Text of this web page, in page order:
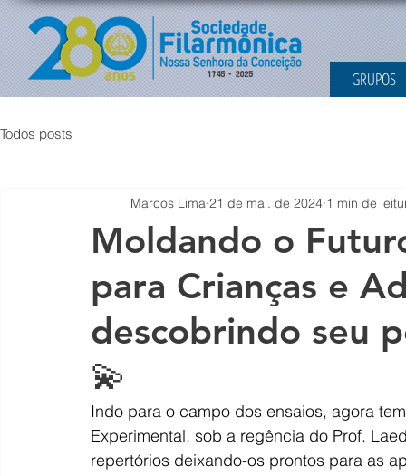
GRUPOS
Todos posts
Moldando o
para Crianças e
descobrindo seu
💫
Marcos Lima 21 de mai. de 2024 1 min de
Indo para o campo dos ensaios, agora
Experimental, sob a regência do Prof.
repertórios deixando-os prontos para as